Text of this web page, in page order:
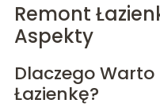
Remont
Aspekty
Dlaczego
Łazienkę?